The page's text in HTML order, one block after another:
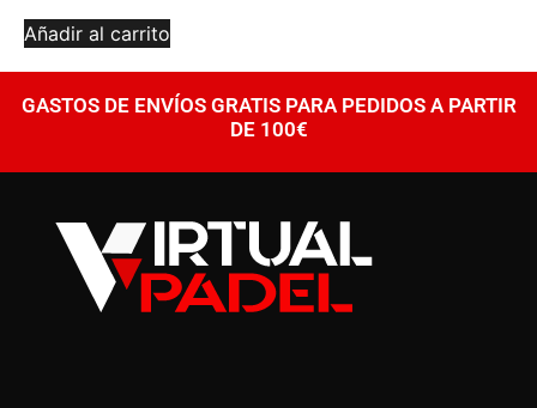
Añadir al carrito
GASTOS DE ENVÍOS GRATIS PARA PEDIDOS A PARTIR
DE 100€